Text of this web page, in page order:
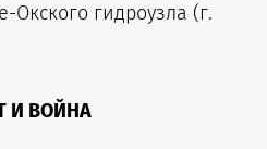
Окского гидроузла (г.
И ВОЙНА